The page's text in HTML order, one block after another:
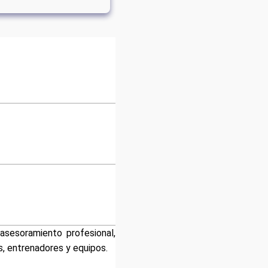
profesional,
entrenadores y equipos.